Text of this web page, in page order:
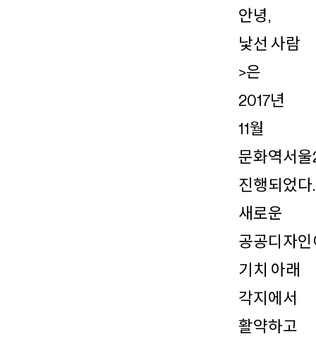
안녕,
낯선 사람
>은
2017년
11월
문화역서
진행되었다.
새로운
공공디자
기치 아래
각지에서
활약하고